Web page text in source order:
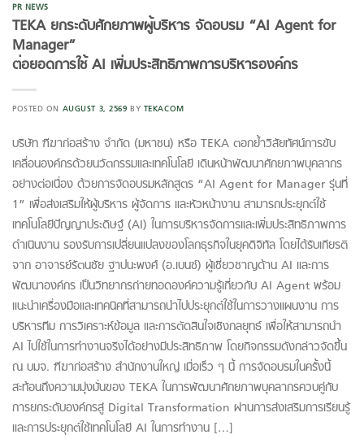
PR NEWS
TEKA ยกระดับศักยภาพผู้บริหาร จัดอบรม “AI Agent for
Manager”
ต่อยอดการใช้ AI เพิ่มประสิทธิภาพการบริหารองค์กร
POSTED ON AUGUST 3, 2569 BY TEKACOM
บริษัท ฑีฆาก่อสร้าง จำกัด (มหาชน) หรือ TEKA ตอกย้ำวิสัยทัศน์การขับ
เคลื่อนองค์กรด้วยนวัตกรรมและเทคโนโลยี เดินหน้าพัฒนาศักยภาพบุคลากร
อย่างต่อเนื่อง ด้วยการจัดอบรมหลักสูตร “AI Agent for Manager รุ่นที่
1” เพื่อส่งเสริมให้ผู้บริหาร ผู้จัดการ และหัวหน้างาน สามารถประยุกต์ใช้
เทคโนโลยีปัญญาประดิษฐ์ (AI) ในการบริหารจัดการและเพิ่มประสิทธิภาพการ
ดำเนินงาน รองรับการเปลี่ยนแปลงของโลกธุรกิจในยุคดิจิทัล โดยได้รับเกียรติ
จาก อาจารย์รัตนชัย ฐาปนะพงศ์ (อ.เบนซ์) ผู้เชี่ยวชาญด้าน AI และการ
พัฒนาองค์กร เป็นวิทยากรถ่ายทอดองค์ความรู้เกี่ยวกับ AI Agent พร้อม
แนะนำเครื่องมือและเทคนิคที่สามารถนำไปประยุกต์ใช้ในการวางแผนงาน การ
บริหารทีม การวิเคราะห์ข้อมูล และการตัดสินใจเชิงกลยุทธ์ เพื่อให้สามารถนำ
AI ไปใช้ในการทำงานจริงได้อย่างมีประสิทธิภาพ โดยกิจกรรมดังกล่าวจัดขึ้น
ณ บมจ. ฑีฆาก่อสร้าง สำนักงานใหญ่ เมื่อเร็ว ๆ นี้ การจัดอบรมในครั้งนี้
สะท้อนถึงความมุ่งมั่นของ TEKA ในการพัฒนาศักยภาพบุคลากรควบคู่กับ
การยกระดับองค์กรสู่ Digital Transformation ผ่านการส่งเสริมการเรียนรู้
และการประยุกต์ใช้เทคโนโลยี AI ในการทำงาน […]